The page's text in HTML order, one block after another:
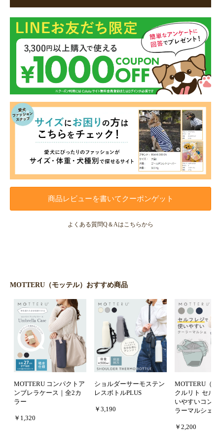
商品レビューを書いてクーポンゲット
よくある質問Q＆Aはこちらから
MOTTERU（モッテル）おすすめ商品
MOTTERU コンパクトア
ンブレラケース｜全2カ
ラー
￥1,320
ショルダーサーモステン
レスボトルPLUS
￥3,190
MOTTERU（モ
クルリト セル
いやすいコン
ラーマルシェバ
￥2,200